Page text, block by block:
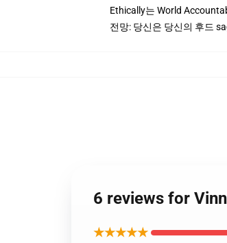
Ethically는 World
전망: 당신은 당신의 후드
6 reviews for
★★★★★